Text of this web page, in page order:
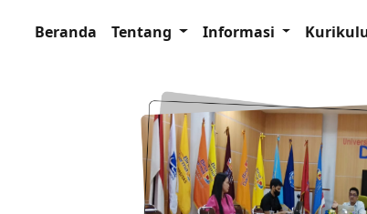
Beranda Tentang Informasi